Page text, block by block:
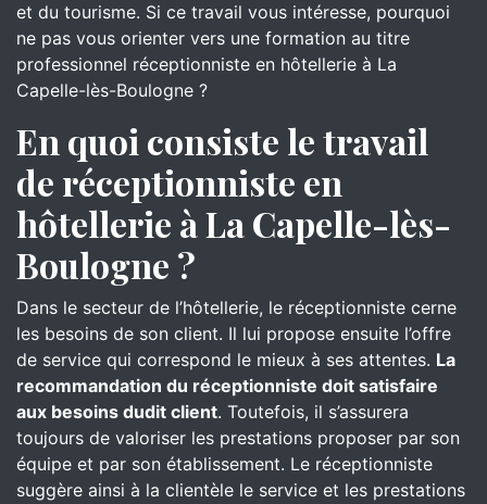
et du tourisme. Si ce travail vous intéresse, pourquoi
ne pas vous orienter vers une formation au titre
professionnel réceptionniste en hôtellerie à La
Capelle-lès-Boulogne ?
En quoi consiste le travail
de réceptionniste en
hôtellerie à La Capelle-lès-
Boulogne ?
Dans le secteur de l’hôtellerie, le réceptionniste cerne
les besoins de son client. Il lui propose ensuite l’offre
de service qui correspond le mieux à ses attentes. La
recommandation du réceptionniste doit satisfaire
aux besoins dudit client. Toutefois, il s’assurera
toujours de valoriser les prestations proposer par son
équipe et par son établissement. Le réceptionniste
suggère ainsi à la clientèle le service et les prestations